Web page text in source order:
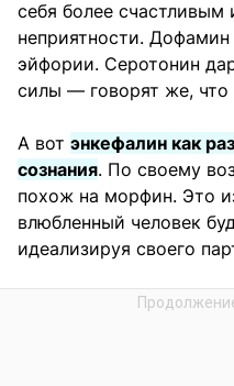
себя более счастливым
неприятности.
эйфории. Серотонин
силы — говорят же, что
А вот энкефалин как
сознания. По своему
похож на морфин. Это
влюбленный человек
идеализируя своего